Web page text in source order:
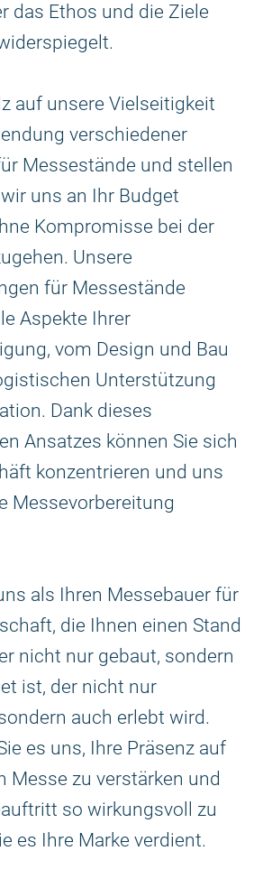
das Ethos und die Ziele
auf unsere Vielseitigkeit
verschiedener
Messestände und stellen
uns an Ihr Budget
Kompromisse bei der
Unsere
für Messestände
Aspekte Ihrer
vom Design und Bau
Unterstützung
Dank dieses
Ansatzes können Sie sich
konzentrieren und uns
Messevorbereitung
als Ihren Messebauer für
die Ihnen einen Stand
nicht nur gebaut, sondern
ist, der nicht nur
auch erlebt wird.
es uns, Ihre Präsenz auf
Messe zu verstärken und
so wirkungsvoll zu
es Ihre Marke verdient.